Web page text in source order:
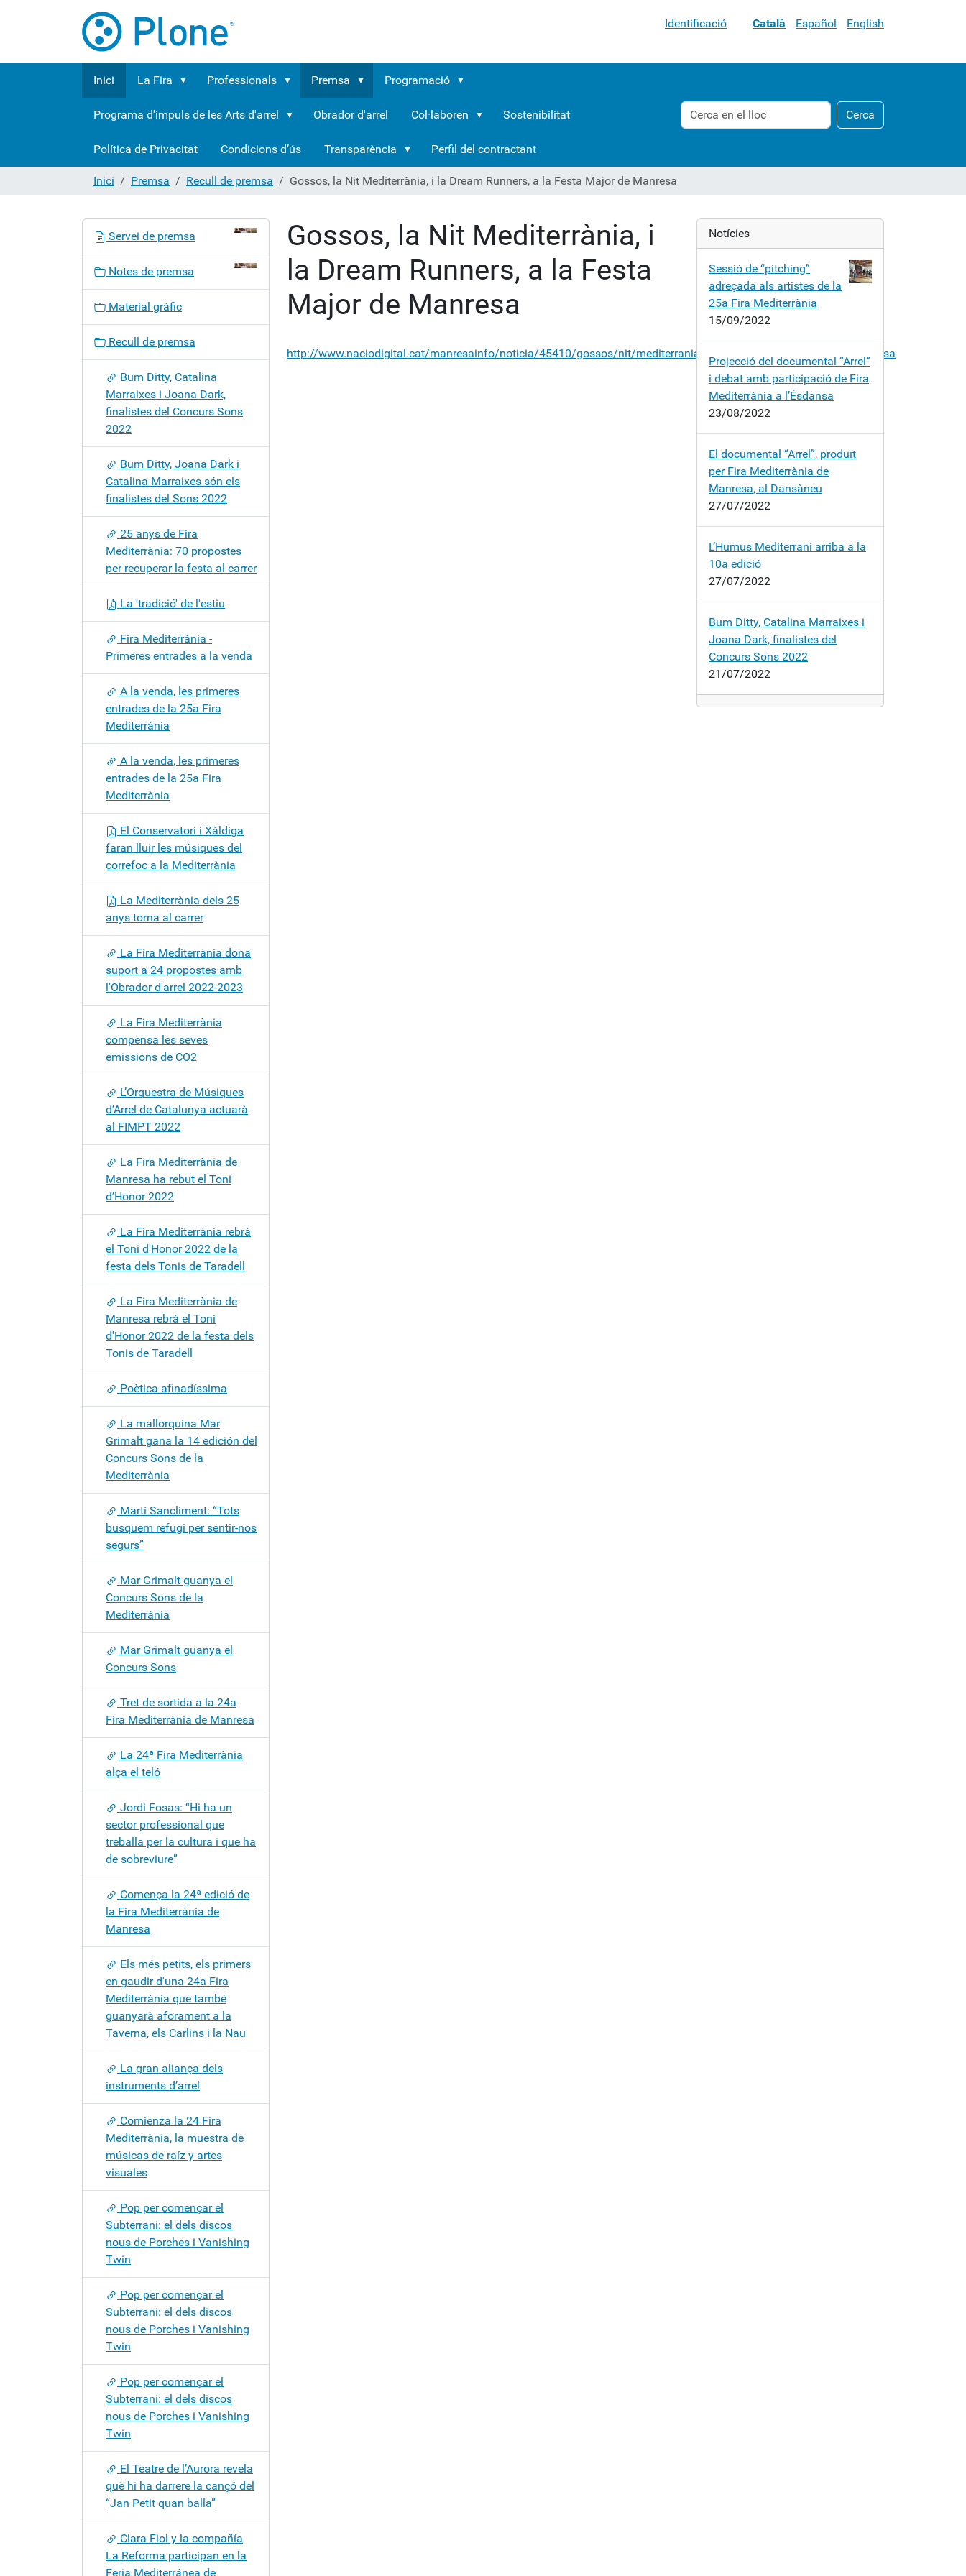
Identificació Català Español English
Inici La Fira Professionals Premsa Programació
Programa d'impuls de les Arts d'arrel Obrador d'arrel Col·laboren Sostenibilitat
Política de Privacitat Condicions d’ús Transparència Perfil del contractant
Cerca Cerca
Cerca
avançada…
Inici Premsa Recull de premsa Gossos, la Nit Mediterrània, i la Dream Runners, a la Festa Major de Manresa
Gossos, la Nit Mediterrània, i
la Dream Runners, a la Festa
Major de Manresa
http://www.naciodigital.cat/manresainfo/noticia/45410/gossos/nit/mediterrania/dream/runners/festa/major/manresa
ó
Servei de premsa
Notes de premsa
Material gràfic
Recull de premsa
Bum Ditty, Catalina
Marraixes i Joana Dark,
finalistes del Concurs Sons
2022
Bum Ditty, Joana Dark i
Catalina Marraixes són els
finalistes del Sons 2022
25 anys de Fira
Mediterrània: 70 propostes
per recuperar la festa al carrer
La 'tradició' de l'estiu
Fira Mediterrània -
Primeres entrades a la venda
A la venda, les primeres
entrades de la 25a Fira
Mediterrània
A la venda, les primeres
entrades de la 25a Fira
Mediterrània
El Conservatori i Xàldiga
faran lluir les músiques del
correfoc a la Mediterrània
La Mediterrània dels 25
anys torna al carrer
La Fira Mediterrània dona
suport a 24 propostes amb
l'Obrador d'arrel 2022-2023
La Fira Mediterrània
compensa les seves
emissions de CO2
L’Orquestra de Músiques
d’Arrel de Catalunya actuarà
al FIMPT 2022
La Fira Mediterrània de
Manresa ha rebut el Toni
d’Honor 2022
La Fira Mediterrània rebrà
el Toni d'Honor 2022 de la
festa dels Tonis de Taradell
La Fira Mediterrània de
Manresa rebrà el Toni
d'Honor 2022 de la festa dels
Tonis de Taradell
Poètica afinadíssima
La mallorquina Mar
Grimalt gana la 14 edición del
Concurs Sons de la
Mediterrània
Martí Sancliment: “Tots
busquem refugi per sentir-nos
segurs”
Mar Grimalt guanya el
Concurs Sons de la
Mediterrània
Mar Grimalt guanya el
Concurs Sons
Tret de sortida a la 24a
Fira Mediterrània de Manresa
La 24ª Fira Mediterrània
alça el teló
Jordi Fosas: “Hi ha un
sector professional que
treballa per la cultura i que ha
de sobreviure”
Comença la 24ª edició de
la Fira Mediterrània de
Manresa
Els més petits, els primers
en gaudir d'una 24a Fira
Mediterrània que també
guanyarà aforament a la
Taverna, els Carlins i la Nau
La gran aliança dels
instruments d’arrel
Comienza la 24 Fira
Mediterrània, la muestra de
músicas de raíz y artes
visuales
Pop per començar el
Subterrani: el dels discos
nous de Porches i Vanishing
Twin
Pop per començar el
Subterrani: el dels discos
nous de Porches i Vanishing
Twin
Pop per començar el
Subterrani: el dels discos
nous de Porches i Vanishing
Twin
El Teatre de l’Aurora revela
què hi ha darrere la cançó del
“Jan Petit quan balla”
Clara Fiol y la compañía
La Reforma participan en la
Feria Mediterránea de
Notícies
Sessió de “pitching”
adreçada als artistes de la
25a Fira Mediterrània
15/09/2022
Projecció del documental “Arrel”
i debat amb participació de Fira
Mediterrània a l’Ésdansa
23/08/2022
El documental “Arrel”, produït
per Fira Mediterrània de
Manresa, al Dansàneu
27/07/2022
L’Humus Mediterrani arriba a la
10a edició
27/07/2022
Bum Ditty, Catalina Marraixes i
Joana Dark, finalistes del
Concurs Sons 2022
21/07/2022